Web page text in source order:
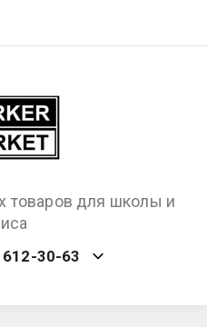
товаров для школы и
30-63